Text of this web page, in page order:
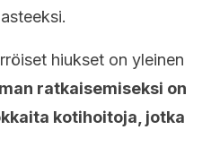
hiukset on yleinen
ratkaisemiseksi on
kotihoitoja, jotka